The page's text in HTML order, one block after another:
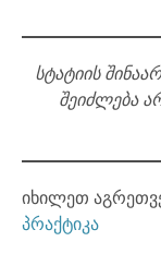
სტატიის
შეიძლება
იხილეთ
პრაქტიკა